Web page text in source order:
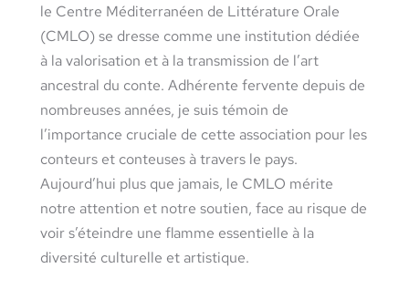
le Centre Méditerranéen de Littérature Orale
(CMLO) se dresse comme une institution dédiée
à la valorisation et à la transmission de l’art
ancestral du conte. Adhérente fervente depuis de
nombreuses années, je suis témoin de
l’importance cruciale de cette association pour les
conteurs et conteuses à travers le pays.
Aujourd’hui plus que jamais, le CMLO mérite
notre attention et notre soutien, face au risque de
voir s’éteindre une flamme essentielle à la
diversité culturelle et artistique.